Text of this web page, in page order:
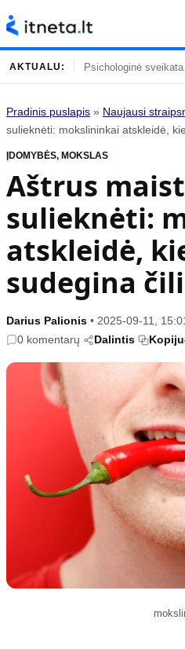
Turinys
Naujausi straipsniai
Gyvenimas
Įdomybės
Mada
Mokslas
Namai ir interjeras
Populiaru
Sodas ir daržas
Sveikata ir grožis
Psichologinė sveikata
Tvari mada
Apie mus
Autoriai
AKTUALU: Psichologinė sveikata
Pradinis puslapis » Naujausi
sulieknėti: mokslininkai atskleidė,
ĮDOMYBĖS, MOKSLAS
Aštrus
sulieknėti:
atskleidė,
sudegina
Darius Palionis • 2025-09-11,
0 komentarų
Dalintis